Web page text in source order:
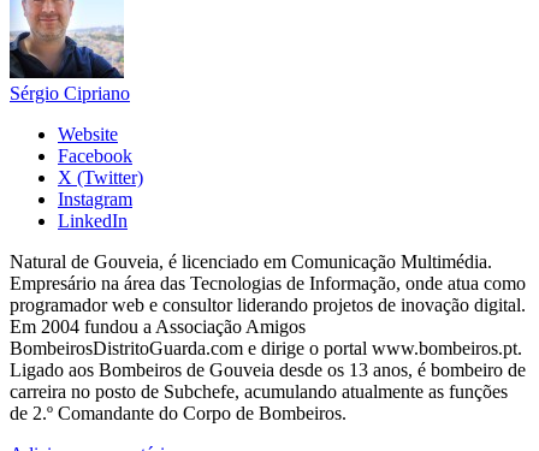
Sérgio Cipriano
Website
Facebook
X (Twitter)
Instagram
LinkedIn
Natural de Gouveia, é licenciado em Comunicação Multimédia.
Empresário na área das Tecnologias de Informação, onde atua como
programador web e consultor liderando projetos de inovação digital.
Em 2004 fundou a Associação Amigos
BombeirosDistritoGuarda.com e dirige o portal www.bombeiros.pt.
Ligado aos Bombeiros de Gouveia desde os 13 anos, é bombeiro de
carreira no posto de Subchefe, acumulando atualmente as funções
de 2.º Comandante do Corpo de Bombeiros.